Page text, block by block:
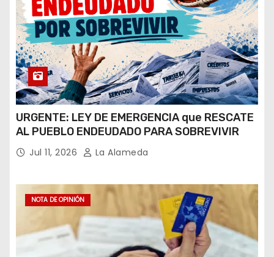
URGENTE: LEY DE EMERGENCIA que RESCATE
AL PUEBLO ENDEUDADO PARA SOBREVIVIR
Jul 11, 2026 La Alameda
NOTA DE OPINIÓN